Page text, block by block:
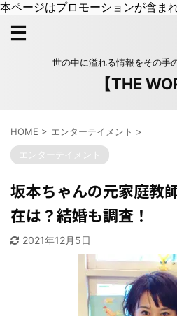
本ページはプロモーションが含ま
世の中に溢れる情報をその手
【THE
HOME > エンターテイメント >
エンターテイメント
坂本ちゃんの元家庭教
在は？結婚も調査！
2021年12月5日